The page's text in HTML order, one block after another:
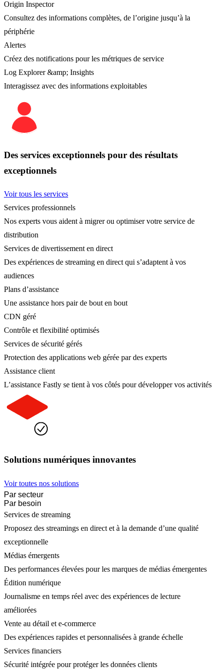
Origin Inspector
Consultez des informations complètes, de l’origine jusqu’à la
périphérie
Alertes
Créez des notifications pour les métriques de service
Log Explorer &amp; Insights
Interagissez avec des informations exploitables
Des services exceptionnels pour des résultats
exceptionnels
Voir tous les services
Services professionnels
Nos experts vous aident à migrer ou optimiser votre service de
distribution
Services de divertissement en direct
Des expériences de streaming en direct qui s’adaptent à vos
audiences
Plans d’assistance
Une assistance hors pair de bout en bout
CDN géré
Contrôle et flexibilité optimisés
Services de sécurité gérés
Protection des applications web gérée par des experts
Assistance client
L’assistance Fastly se tient à vos côtés pour développer vos activités
Solutions numériques innovantes
Voir toutes nos solutions
Par secteur
Par besoin
Services de streaming
Proposez des streamings en direct et à la demande d’une qualité
exceptionnelle
Médias émergents
Des performances élevées pour les marques de médias émergentes
Édition numérique
Journalisme en temps réel avec des expériences de lecture
améliorées
Vente au détail et e-commerce
Des expériences rapides et personnalisées à grande échelle
Services financiers
Sécurité intégrée pour protéger les données clients